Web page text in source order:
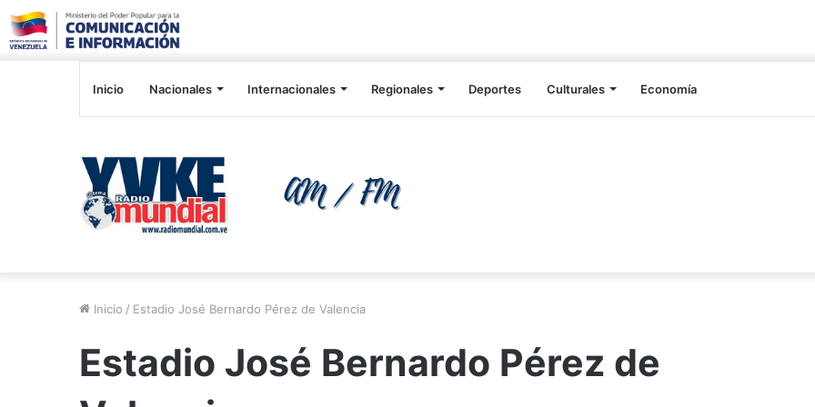
Inicio Nacionales Internacionales Regionales Deportes Culturales Economía
Inicio / Estadio José Bernardo Pérez de Valencia
Estadio José Bernardo Pérez de